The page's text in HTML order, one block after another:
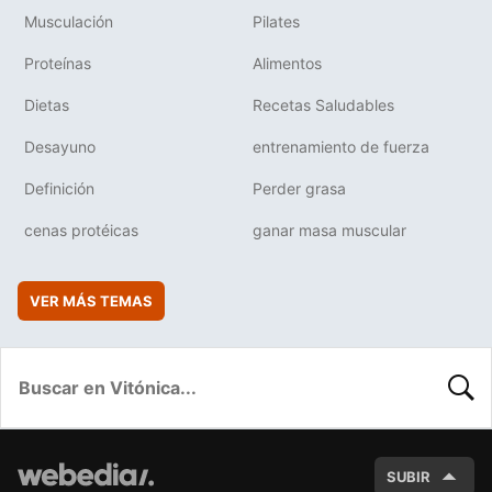
Musculación Pilates
Proteínas Alimentos
Dietas Recetas Saludables
Desayuno entrenamiento de fuerza
Definición Perder grasa
cenas protéicas ganar masa muscular
VER MÁS TEMAS
SUBIR